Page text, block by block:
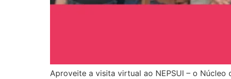
Aproveite a visita virtual ao NEPSUI – o